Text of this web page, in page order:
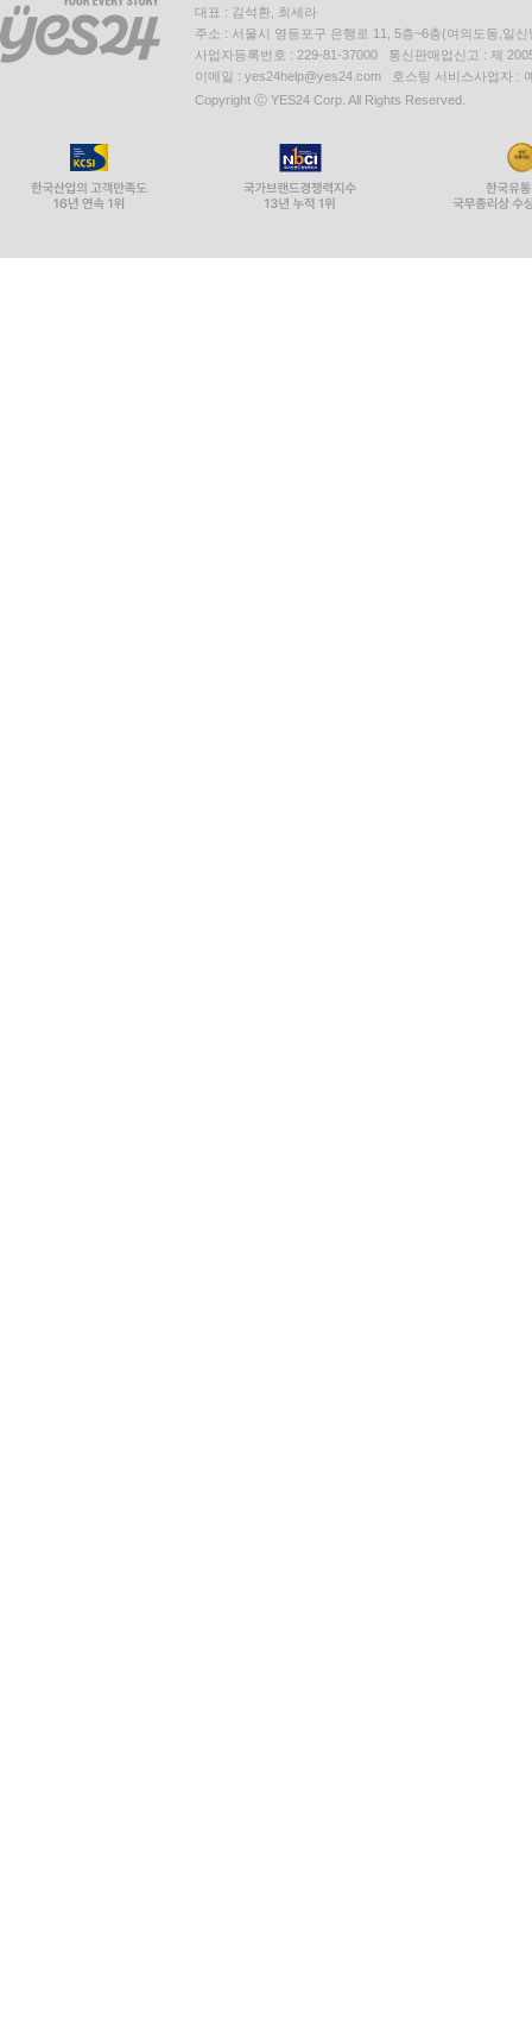
대표 : 김석환, 최세라
주소 : 서울시 영등포구 은행로 11, 5층~6층(여의도동,일신
사업자등록번호 : 229-81-37000 통신판매업신고 : 제
이메일 : yes24help@yes24.com 호스팅 서비스사업자 :
Copyright ⓒ YES24 Corp. All Rights Reserved.